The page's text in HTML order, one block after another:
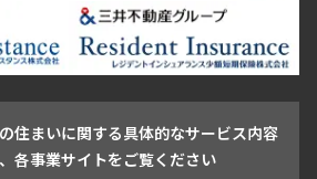
寺・学芸大学・自由が丘
成城・砧
池袋・板橋・王子
町 新宿 品川
目黒・中目黒
住まいに関する具体的なサービス内容
各事業サイトをご覧ください